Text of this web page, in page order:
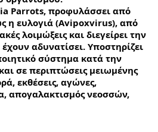
Parrots, προφυλάσσει από
η ευλογιά (Avipoxvirus), από
λοιμώξεις και διεγείρει την
αδυνατίσει. Υποστηρίζει
σύστημα κατά την
σε περιπτώσεις μειωμένης
εκθέσεις, αγώνες,
απογαλακτισμός νεοσσών,